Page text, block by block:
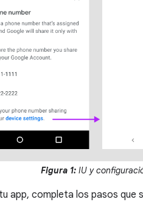
Figura 1:IU y
app, completa los pasos que